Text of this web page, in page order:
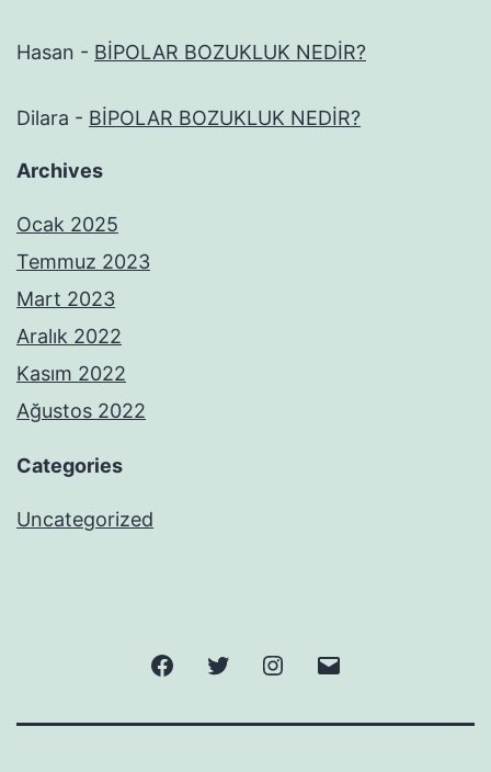
Hasan - BİPOLAR BOZUKLUK NEDİR?
Dilara - BİPOLAR BOZUKLUK NEDİR?
Archives
Ocak 2025
Temmuz 2023
Mart 2023
Aralık 2022
Kasım 2022
Ağustos 2022
Categories
Uncategorized
FacebookTwitter Instagram